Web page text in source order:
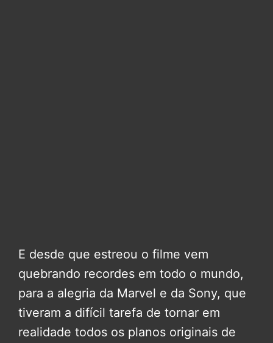
E desde que estreou o filme vem
quebrando recordes em todo o mundo,
para a alegria da Marvel e da Sony, que
tiveram a difícil tarefa de tornar em
realidade todos os planos originais de